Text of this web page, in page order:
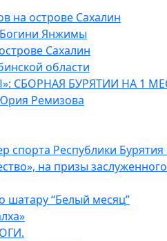
на острове Сахалин
Янжимы
Сахалин
области
СБОРНАЯ БУРЯТИИ НА 1
Ремизова
спорта Республики
на призы
шатару “Белый месяц”